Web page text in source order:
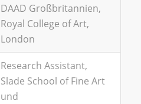
DAAD Großbritannien,
Royal College of Art,
London
Research Assistant,
Slade School of Fine Art
und